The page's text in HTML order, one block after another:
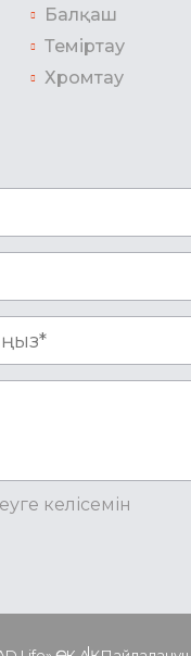
Балқаш
Теміртау
Хромтау
келісемін